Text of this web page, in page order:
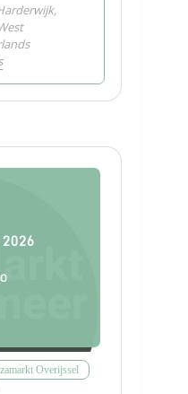
2026
Overijssel